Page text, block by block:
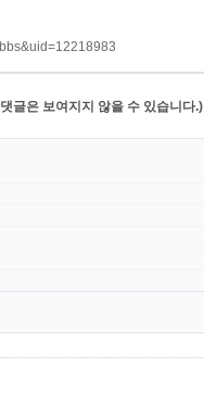
글은 보여지지 않을 수 있습니다.)